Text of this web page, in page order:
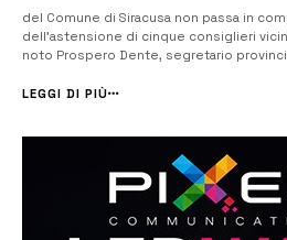
del Comune di Siracusa non passa in
dell’astensione di cinque consiglieri
noto Prospero Dente, segretario
permanente Ivan Scimonelli, Francesco
LEGGI DI PIÙ